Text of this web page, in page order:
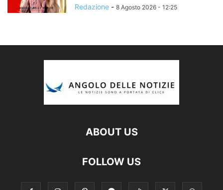
Redazione - 8 Agosto 2026 - 12:25
ABOUT US
FOLLOW US